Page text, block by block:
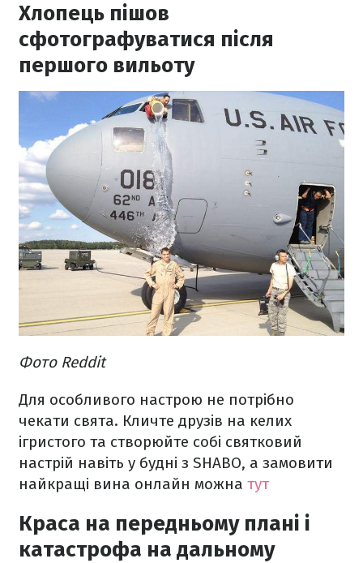
Хлопець пішов
сфотографуватися після
першого вильоту
Фото Reddit
Для особливого настрою не потрібно
чекати свята. Кличте друзів на келих
ігристого та створюйте собі святковий
настрій навіть у будні з SHABO, а замовити
найкращі вина онлайн можна тут
Краса на передньому плані і
катастрофа на дальному